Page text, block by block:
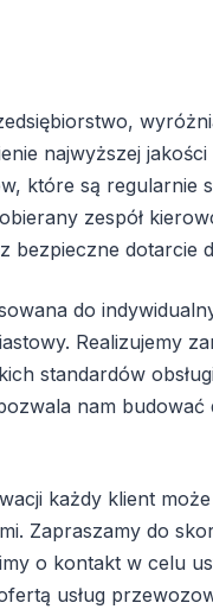
najwyższej
które są regularnie
zespół
bezpieczne dotarcie
do
Realizujemy
standardów
nam budować
każdy klient
Zapraszamy do
o kontakt w celu
usług